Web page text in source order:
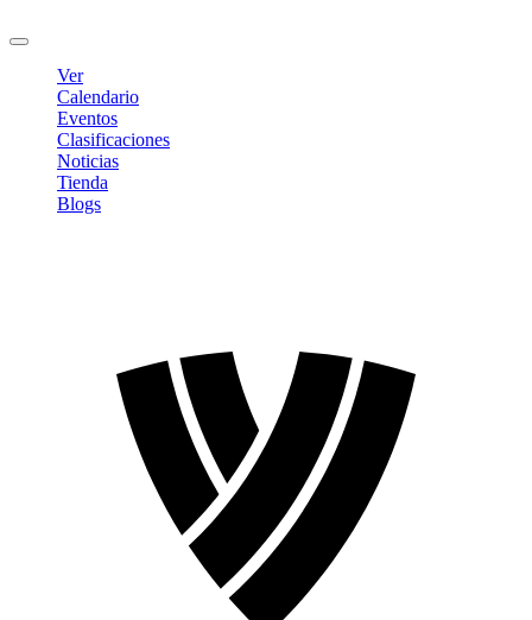
Ver
Calendario
Eventos
Clasificaciones
Noticias
Tienda
Blogs